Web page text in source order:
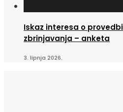
Iskaz interesa o
zbrinjavanja – anketa
3. lipnja 2026.